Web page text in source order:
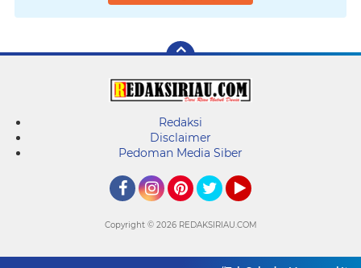
Redaksi
Disclaimer
Pedoman Media Siber
Copyright © 2026 REDAKSIRIAU.COM